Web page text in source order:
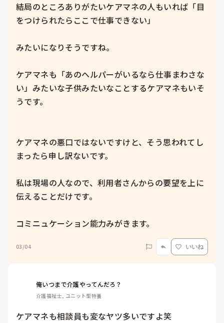
結局のところありがたいケアマネの人もいれば「目
をつけられたらここで仕事できない」
みたいになりそうですね。
ケアマネも「あのヘルパーがいるなら仕事まわさな
い」みたいな子供みたいなことするケアマネもいそ
うです。
ケアマネの悪口ではないですけと、そう思われてし
まったら申し訳ないです。
私は現場の人なので、利用者さんからの要望を上に
伝えることだけです。
コミニュケーション能力みがきます。
03/04 いいね
俺いつまで介護やってんだろ？
介護福祉士, ユニット型特養
ケアマネも相談員も変なヤツ多いですよ笑